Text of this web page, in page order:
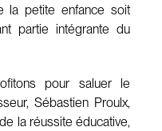
la petite enfance soit
partie intégrante du
pour saluer le
Sébastien Proulx,
la réussite éducative,